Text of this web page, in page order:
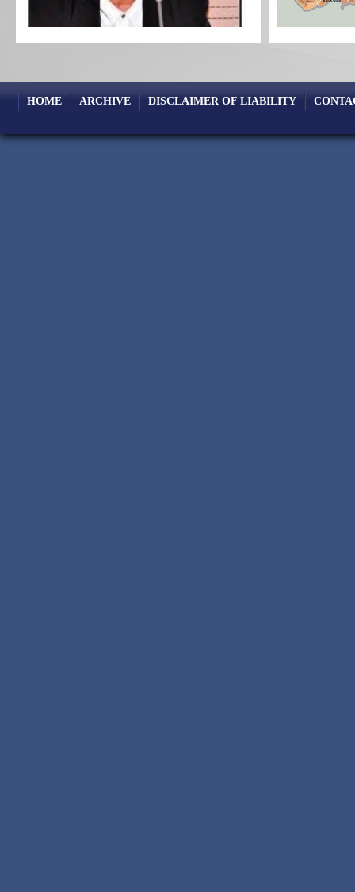
HOME ARCHIVE DISCLAIMER OF LIABILITY